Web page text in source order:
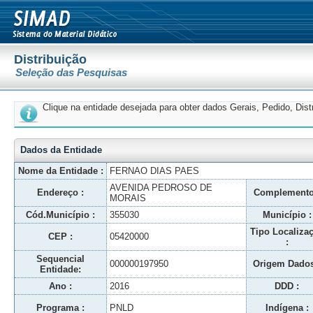
Distribuição
Seleção das Pesquisas
Clique na entidade desejada para obter dados Gerais, Pedido,
Dados da Entidade
Nome da Entidade :
FERNAO DIAS PAES
Endereço :
AVENIDA PEDROSO DE
MORAIS
Cód.Município : 355030 Município :
CEP : 05420000
Tipo
:
Sequencial
Entidade:
000000197950 Origem
Ano : 2016 DDD :
Programa : PNLD Indígena :